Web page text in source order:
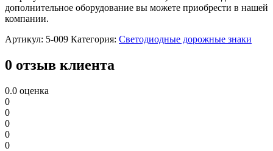
дополнительное оборудование вы можете приобрести в нашей
компании.
Артикул: 5-009 Категория: Светодиодные дорожные знаки
0 отзыв клиента
0.0 оценка
0
0
0
0
0